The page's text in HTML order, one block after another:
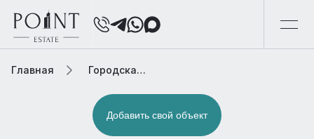
Главная Городская элитная недвижимость
Добавить свой объект